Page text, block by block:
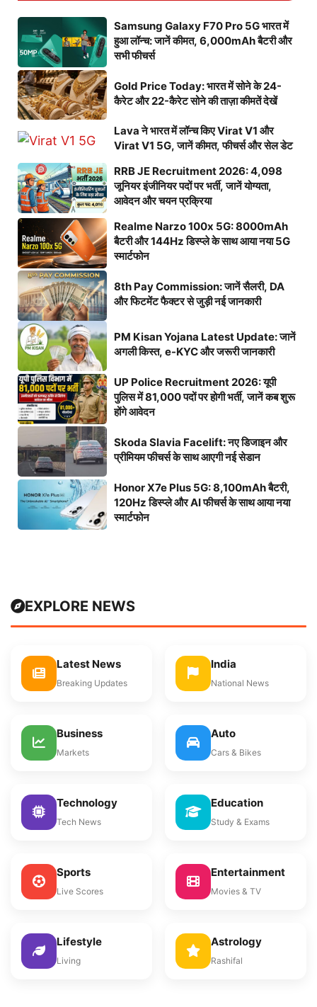
Samsung Galaxy F70 Pro 5G भारत में
हुआ लॉन्च: जानें कीमत, 6,000mAh बैटरी और
सभी फीचर्स
Gold Price Today: भारत में सोने के 24-
कैरेट और 22-कैरेट सोने की ताज़ा कीमतें देखें
Lava ने भारत में लॉन्च किए Virat V1 और
Virat V1 5G, जानें कीमत, फीचर्स और सेल डेट
RRB JE Recruitment 2026: 4,098
जूनियर इंजीनियर पदों पर भर्ती, जानें योग्यता,
आवेदन और चयन प्रक्रिया
Realme Narzo 100x 5G: 8000mAh
बैटरी और 144Hz डिस्प्ले के साथ आया नया 5G
स्मार्टफोन
8th Pay Commission: जानें सैलरी, DA
और फिटमेंट फैक्टर से जुड़ी नई जानकारी
PM Kisan Yojana Latest Update: जानें
अगली किस्त, e-KYC और जरूरी जानकारी
UP Police Recruitment 2026: यूपी
पुलिस में 81,000 पदों पर होगी भर्ती, जानें कब शुरू
होंगे आवेदन
Skoda Slavia Facelift: नए डिजाइन और
प्रीमियम फीचर्स के साथ आएगी नई सेडान
Honor X7e Plus 5G: 8,100mAh बैटरी,
120Hz डिस्प्ले और AI फीचर्स के साथ आया नया
स्मार्टफोन
EXPLORE NEWS
Latest News
Breaking Updates
India
National News
Business
Markets
Auto
Cars & Bikes
Technology
Tech News
Education
Study & Exams
Sports
Live Scores
Entertainment
Movies & TV
Lifestyle
Living
Astrology
Rashifal